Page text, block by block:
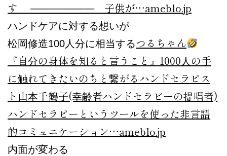
す ───────── 子供が…ameblo.jp
ハンドケアに対する想いが
松岡修造100人分に相当するつるちゃん
『自分の身体を知ると言うこと』 1000人の手
に触れてきたいのちと繋がるハンドセラピス
ト山本千鶴子(幸齢者ハンドセラピーの提唱者)
ハンドセラピーというツールを使った非言語
的コミュニケーション…ameblo.jp
内面が変わる